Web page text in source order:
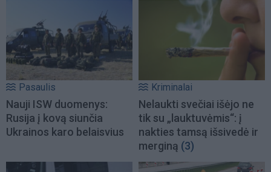
Pasaulis
Nauji ISW duomenys:
Rusija į kovą siunčia
Ukrainos karo belaisvius
Kriminalai
Nelaukti svečiai išėjo ne
tik su „lauktuvėmis“: į
nakties tamsą išsivedė ir
merginą (3)